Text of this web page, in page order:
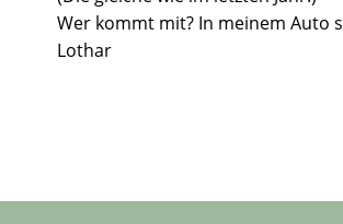
Wer kommt mit? In meinem Auto
Lothar